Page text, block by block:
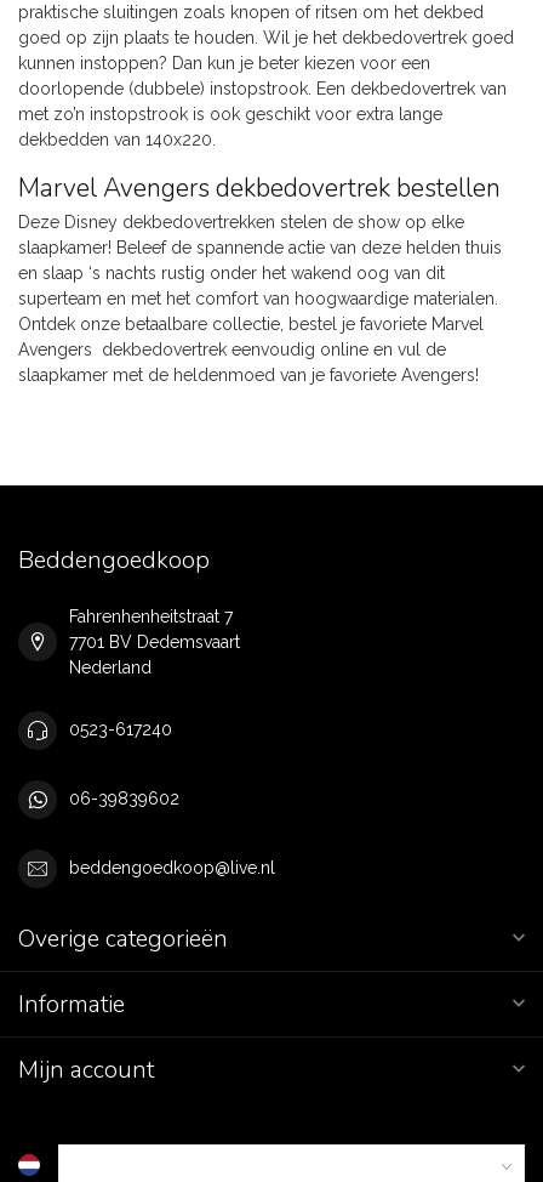
praktische sluitingen zoals knopen of ritsen om het dekbed
goed op zijn plaats te houden. Wil je het dekbedovertrek goed
kunnen instoppen? Dan kun je beter kiezen voor een
doorlopende (dubbele) instopstrook. Een dekbedovertrek van
met zo’n instopstrook is ook geschikt voor extra lange
dekbedden van 140x220.
Marvel Avengers dekbedovertrek bestellen
Deze Disney dekbedovertrekken stelen de show op elke
slaapkamer! Beleef de spannende actie van deze helden thuis
en slaap ‘s nachts rustig onder het wakend oog van dit
superteam en met het comfort van hoogwaardige materialen.
Ontdek onze betaalbare collectie, bestel je favoriete Marvel
Avengers dekbedovertrek eenvoudig online en vul de
slaapkamer met de heldenmoed van je favoriete Avengers!
Beddengoedkoop
Fahrenhenheitstraat 7
7701 BV Dedemsvaart
Nederland
0523-617240
06-39839602
beddengoedkoop@live.nl
Overige categorieën
Informatie
Mijn account